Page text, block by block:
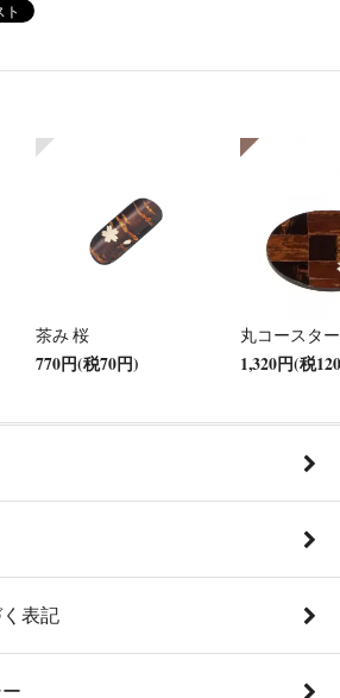
茶み 桜
770円(税70円)
丸コースタ
1,320円(税
表記